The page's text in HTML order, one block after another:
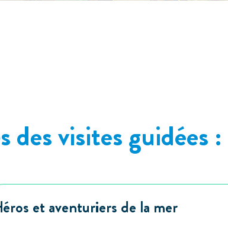
visites guidées :
et aventuriers de la mer